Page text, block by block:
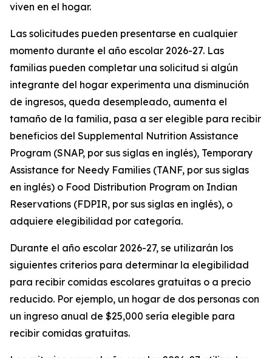
viven en el hogar.
Las solicitudes pueden presentarse en cualquier
momento durante el año escolar 2026-27. Las
familias pueden completar una solicitud si algún
integrante del hogar experimenta una disminución
de ingresos, queda desempleado, aumenta el
tamaño de la familia, pasa a ser elegible para recibir
beneficios del Supplemental Nutrition Assistance
Program (SNAP, por sus siglas en inglés), Temporary
Assistance for Needy Families (TANF, por sus siglas
en inglés) o Food Distribution Program on Indian
Reservations (FDPIR, por sus siglas en inglés), o
adquiere elegibilidad por categoría.
Durante el año escolar 2026-27, se utilizarán los
siguientes criterios para determinar la elegibilidad
para recibir comidas escolares gratuitas o a precio
reducido. Por ejemplo, un hogar de dos personas con
un ingreso anual de $25,000 sería elegible para
recibir comidas gratuitas.